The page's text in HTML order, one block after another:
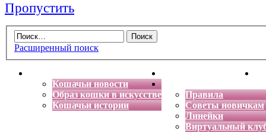
Пропустить
Расширенный поиск
Кошачьи новости
Образ кошки в искусстве
Кошачьи истории
Энциклопедия кошек
Правила
Советы новичкам
Линейки
Виртуальный